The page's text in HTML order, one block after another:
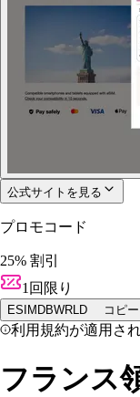
公式サイトを見る
プロモコード
25% 割引
1回限り
ESIMDBWRLD コピー
利用規約が適用され
フランス